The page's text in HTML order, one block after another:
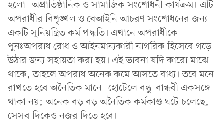
হলো- অপ্রাতিষ্ঠানিক ও সামাজিক সংশোধনী কার্যক্রম। এটি
অপরাধীর বিশৃঙ্খল ও বেআইনি আচরণ সংশোধনের জন্য
একটি সুনিয়ন্ত্রিত কর্ম পদ্ধতি। এখানে অপরাধীকে
পুনঃঅপরাধ রোধ ও আইনমান্যকারী নাগরিক হিসেবে গড়ে
উঠার জন্য সহায়তা করা হয়। এই ভাবনা যদি কারো মাঝে
থাকে, তাহলে অপরাধ অনেক কমে আসতে বাধ্য। তবে মনে
রাখতে হবে অনৈতিক মানে- হোটেলে বন্ধু-বান্ধবী একসঙ্গে
থাকা নয়; অনেক বড় বড় অনৈতিক কর্মকাণ্ড ঘটে চলেছে,
সেসব দিকেও নজর দিতে হবে।